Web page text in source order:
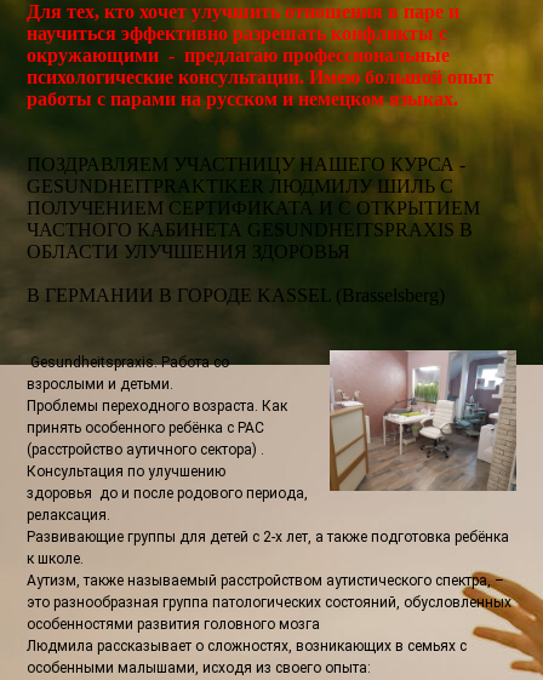
Для тех, кто хочет улучшить отношения в паре и
научиться эффективно разрешать конфликты с
окружающими - предлагаю профессиональные
психологические консультации. Имею большой опыт
работы с парами на русском и немецком языках.
ПОЗДРАВЛЯЕМ УЧАСТНИЦУ НАШЕГО КУРСА -
GESUNDHEITPRAKTIKER ЛЮДМИЛУ ШИЛЬ С
ПОЛУЧЕНИЕМ СЕРТИФИКАТА И С ОТКРЫТИЕМ
ЧАСТНОГО КАБИНЕТА GESUNDHEITSPRAXIS В
ОБЛАСТИ УЛУЧШЕНИЯ ЗДОРОВЬЯ
В ГЕРМАНИИ В ГОРОДЕ KASSEL (Brasselsberg)
Gesundheitspraxis. Работа со
взрослыми и детьми.
Проблемы переходного возраста. Как
принять особенного ребёнка с РАС
(расстройство аутичного сектора) .
Консультация по улучшению
здоровья до и после родового периода,
релаксация.
Развивающие группы для детей с 2-х лет, а также подготовка ребёнка
к школе.
Аутизм, также называемый расстройством аутистического спектра, –
это разнообразная группа патологических состояний, обусловленных
особенностями развития головного мозга
Людмила рассказывает о сложностях, возникающих в семьях с
особенными малышами, исходя из своего опыта: